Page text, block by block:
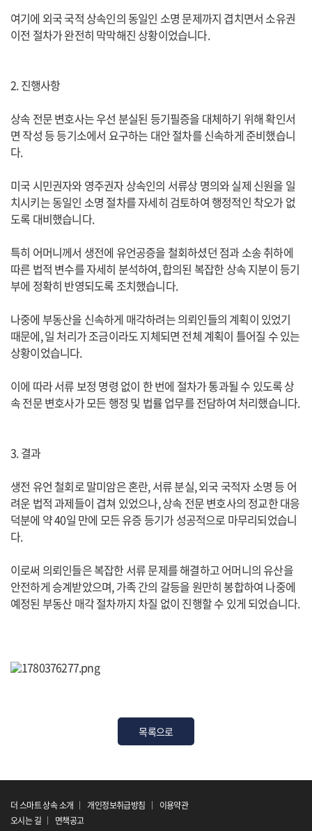
여기에 외국 국적 상속인의 동일인 소명 문제까지 겹치면서 소유권
이전 절차가 완전히 막막해진 상황이었습니다.
2. 진행사항
상속 전문 변호사는 우선 분실된 등기필증을 대체하기 위해 확인서
면 작성 등 등기소에서 요구하는 대안 절차를 신속하게 준비했습니
다.
미국 시민권자와 영주권자 상속인의 서류상 명의와 실제 신원을 일
치시키는 동일인 소명 절차를 자세히 검토하여 행정적인 착오가 없
도록 대비했습니다.
특히 어머니께서 생전에 유언공증을 철회하셨던 점과 소송 취하에
따른 법적 변수를 자세히 분석하여, 합의된 복잡한 상속 지분이 등기
부에 정확히 반영되도록 조치했습니다.
나중에 부동산을 신속하게 매각하려는 의뢰인들의 계획이 있었기
때문에, 일 처리가 조금이라도 지체되면 전체 계획이 틀어질 수 있는
상황이었습니다.
이에 따라 서류 보정 명령 없이 한 번에 절차가 통과될 수 있도록 상
속 전문 변호사가 모든 행정 및 법률 업무를 전담하여 처리했습니다.
3. 결과
생전 유언 철회로 말미암은 혼란, 서류 분실, 외국 국적자 소명 등 어
려운 법적 과제들이 겹쳐 있었으나, 상속 전문 변호사의 정교한 대응
덕분에 약 40일 만에 모든 유증 등기가 성공적으로 마무리되었습니
다.
이로써 의뢰인들은 복잡한 서류 문제를 해결하고 어머니의 유산을
안전하게 승계받았으며, 가족 간의 갈등을 원만히 봉합하여 나중에
예정된 부동산 매각 절차까지 차질 없이 진행할 수 있게 되었습니다.
목록으로
더 스마트 상속 소개 개인정보취급방침
이용약관
오시는 길
면책공고